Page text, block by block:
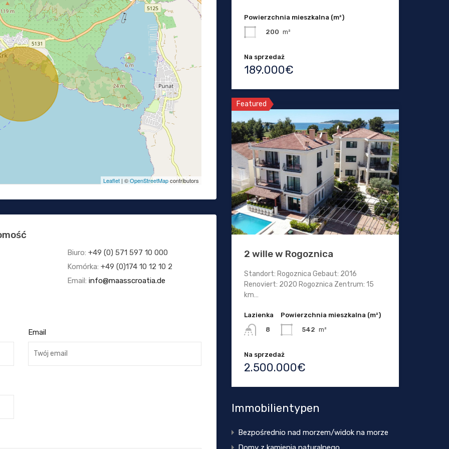
Leaflet| ©OpenStreetMapcontributors
Biuro: +49 (0) 571 597 10 000
Komórka: +49 (0)174 10 12 10 2
Email: info@maasscroatia.de
Email
Powierzchnia mieszkalna (m²)
200 m²
Na sprzedaż
189.000€
Featured
2 wille w Rogoznica
Standort: Rogoznica Gebaut: 2016
Renoviert: 2020 Rogoznica Zentrum: 15
km…
Lazienka
8
Powierzchnia mieszkalna (m²)
542 m²
Na sprzedaż
2.500.000€
Immobilientypen
Bezpośrednio nad morzem/widok na morze